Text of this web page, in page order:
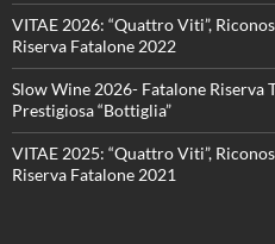
VITAE 2026: “Quattro Viti”,
Riserva Fatalone 2022
Slow Wine 2026- Fatalone Riserva
Prestigiosa “Bottiglia”
VITAE 2025: “Quattro Viti”,
Riserva Fatalone 2021